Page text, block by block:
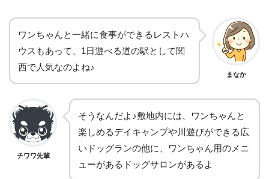
ワンちゃんと一緒に食事ができるレストハ
ウスもあって、1日遊べる道の駅として関
西で人気なのよね♪
まなか
チワワ先輩
そうなんだよ♪敷地内には、ワンちゃんと
楽しめるデイキャンプや川遊びができる広
いドッグランの他に、ワンちゃん用のメニ
ューがあるドッグサロンがあるよ